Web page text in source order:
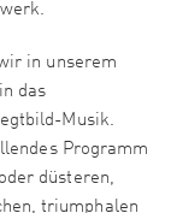
in unserem
das
Musik.
Programm
düsteren,
triumphalen